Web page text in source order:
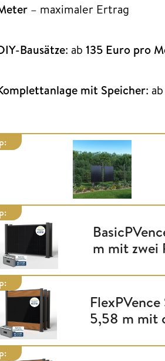
– maximaler Ertrag
Bausätze: ab 135 Euro pro
mit Speicher: ab
m mit zwei
5,58 m mit